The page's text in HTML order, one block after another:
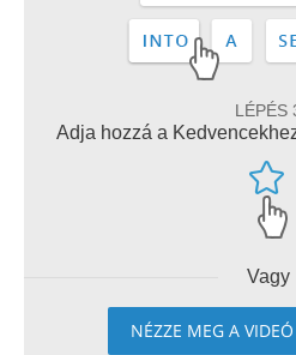
LÉPÉS
Adja hozzá a
Vagy
NÉZZE MEG A